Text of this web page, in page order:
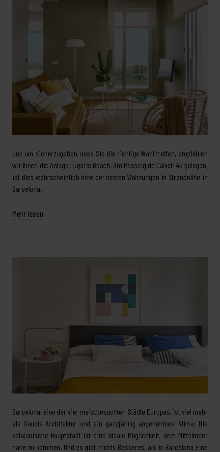
Und um sicherzugehen, dass Sie die richtige Wahl treffen, empfehlen
wir Ihnen die Anlage Lugaris Beach. Am Passeig de Calvell 45 gelegen,
ist dies wahrscheinlich eine der besten Wohnungen in Strandnähe in
Barcelona.
Mehr lesen
Barcelona, eine der vier meistbesuchten Städte Europas, ist viel mehr
als Gaudís Architektur und ein ganzjährig angenehmes Klima: Die
katalanische Hauptstadt ist eine ideale Möglichkeit, dem Mittelmeer
nahe zu kommen. Und es gibt nichts Besseres, als in Barcelona eine